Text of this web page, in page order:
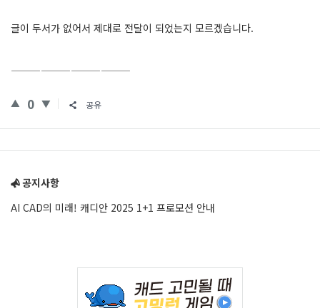
글이 두서가 없어서 제대로 전달이 되었는지 모르겠습니다.
————————————
0 공유
공지사항
AI CAD의 미래! 캐디안 2025 1+1 프로모션 안내